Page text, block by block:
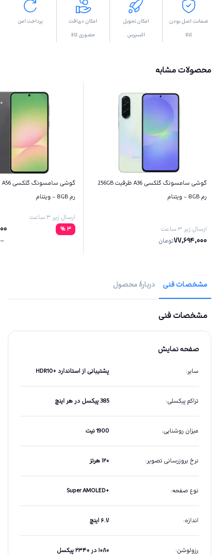
ضمانت اصل بودن
کالا
امکان تحویل
اکسپرس
امکان دریافت
حضوری کالا
پرداخت امن
محصولات مشابه
گوشی سامسونگ گلکسی A36 ظرفیت 256GB
رم 8GB - ویتنام
ارسال زیر ۳ ساعت
77,694,000تومان
رم 8GB - ویتنام
ارسال زیر ۳ ساعت
3
%
مشخصات فنی دربارهٔ محصول
مشخصات فنی
صفحه نمایش
سایر: پشتیبانی از استاندارد +HDR10
تراکم پیکسلی: 385 پیکسل در هر اینچ
میزان روشنایی: 1900 نیت
نرخ بروزرسانی تصویر: ۱۲۰ هرتز
نوع صفحه:
+Super AMOLED
اندازه: ۶.۷ اینچ
رزولوشن: ۱۰۸۰ در ۲۳۴۰ پیکسل